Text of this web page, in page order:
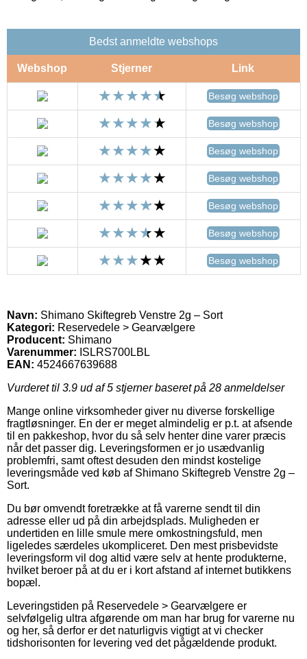
Bedst anmeldte webshops
Webshop Stjerner Link
Besøg webshop
Besøg webshop
Besøg webshop
Besøg webshop
Besøg webshop
Besøg webshop
Besøg webshop
Navn: Shimano Skiftegreb Venstre 2g – Sort
Kategori: Reservedele > Gearvælgere
Producent: Shimano
Varenummer: ISLRS700LBL
EAN: 4524667639688
Vurderet til 3.9 ud af 5 stjerner baseret på 28 anmeldelser
Mange online virksomheder giver nu diverse forskellige
fragtløsninger. En der er meget almindelig er p.t. at afsende
til en pakkeshop, hvor du så selv henter dine varer præcis
når det passer dig. Leveringsformen er jo usædvanlig
problemfri, samt oftest desuden den mindst kostelige
leveringsmåde ved køb af Shimano Skiftegreb Venstre 2g –
Sort.
Du bør omvendt foretrække at få varerne sendt til din
adresse eller ud på din arbejdsplads. Muligheden er
undertiden en lille smule mere omkostningsfuld, men
ligeledes særdeles ukompliceret. Den mest prisbevidste
leveringsform vil dog altid være selv at hente produkterne,
hvilket beroer på at du er i kort afstand af internet butikkens
bopæl.
Leveringstiden på Reservedele > Gearvælgere er
selvfølgelig ultra afgørende om man har brug for varerne nu
og her, så derfor er det naturligvis vigtigt at vi checker
tidshorisonten for levering ved det pågældende produkt.